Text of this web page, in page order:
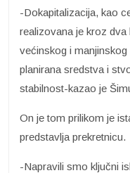
-Dokapitalizacija, kao
realizovana je kroz
većinskog i
planirana sredstva i
stabilnost-kazao je
On je tom prilikom je
predstavlja prekretnicu.
-Napravili smo ključni